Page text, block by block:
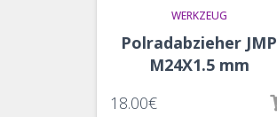
WERKZEUG
Polradabzieher JMP
M24X1.5 mm
18.00€